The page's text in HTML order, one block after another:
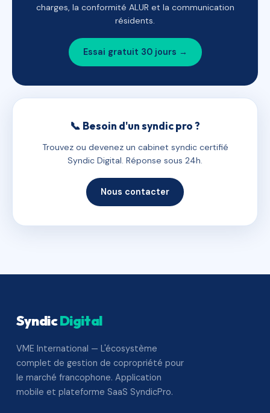
charges, la conformité ALUR et la communication
résidents.
Essai gratuit 30 jours →
📞 Besoin d'un syndic pro ?
Trouvez ou devenez un cabinet syndic certifié
Syndic Digital. Réponse sous 24h.
Nous contacter
SyndicDigital
VME International — L'écosystème
complet de gestion de copropriété pour
le marché francophone. Application
mobile et plateforme SaaS SyndicPro.